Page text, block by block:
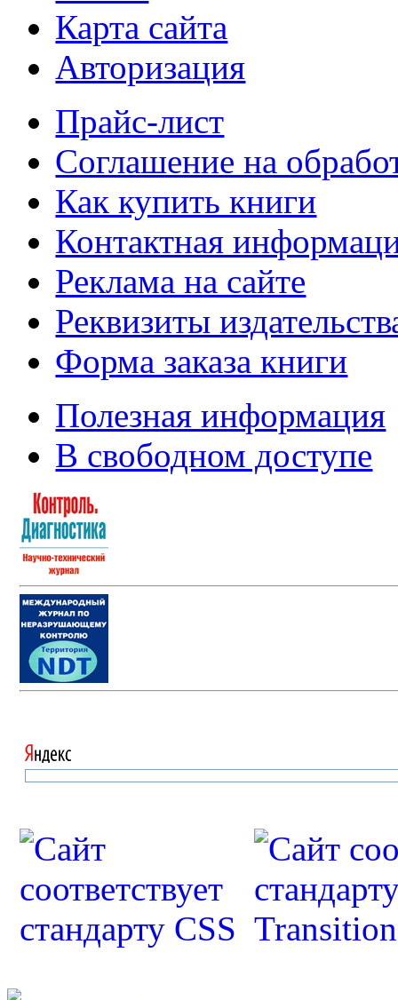
Карта сайта
Авторизация
Прайс-лист
Соглашение на
Как купить книги
Контактная
Реклама на сайте
Реквизиты
Форма заказа книги
Полезная информация
В свободном доступе